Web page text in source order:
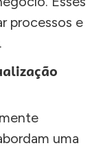
processos e
uma